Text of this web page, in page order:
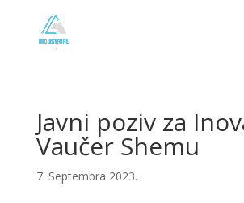
Javni poziv za
Vaučer Shemu
7. Septembra 2023.